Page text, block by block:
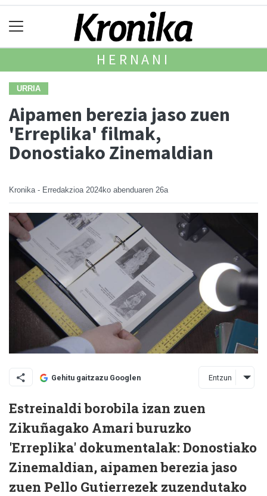
HERNANI
URRIA
Aipamen berezia jaso zuen
'Erreplika' filmak,
Donostiako Zinemaldian
Kronika - Erredakzioa 2024ko abenduaren 26a
Gehitu gaitzazu Googlen Entzun
Estreinaldi borobila izan zuen
Zikuñagako Amari buruzko
'Erreplika' dokumentalak: Donostiako
Zinemaldian, aipamen berezia jaso
zuen Pello Gutierrezek zuzendutako